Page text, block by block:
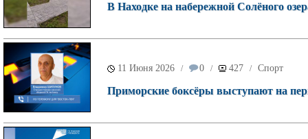
В Находке на набережной Солёного
11 Июня 2026 / 0 / 427 / Спорт
Приморские боксёры выступают на